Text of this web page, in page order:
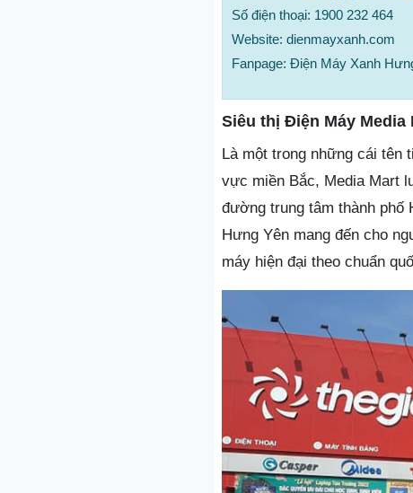
Số điện thoại: 1900 232 464
Website: dienmayxanh.com
Fanpage: Điện Máy Xanh
Siêu thị Điện Máy Media
Là một trong những cái tên
vực miền Bắc, Media Mart
đường trung tâm thành phố
Hưng Yên mang đến cho
máy hiện đại theo chuẩn